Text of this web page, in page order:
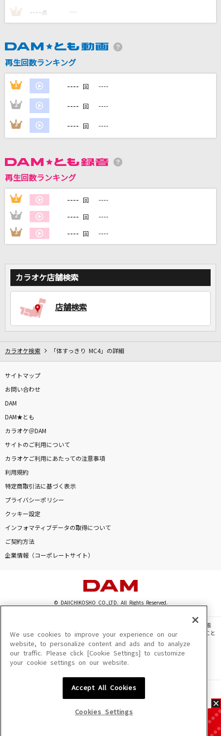
戦士よ、起ち上がれ!
遠藤正明
[生音]僕のこと
[生音]恋
back number
愛のかたまり
KinKi Kids
SixTONES
ヨドバシカメラの歌
MIQ(MIO)
カラオケ最新情報をチェック！
カラオケをもっと楽しもう！
3 ---- 点 ----
再生回数ランキング
1 ---- 回 ----
2 ---- 回 ----
3 ---- 回 ----
再生回数ランキング
1 ---- 回 ----
2 ---- 回 ----
3 ---- 回 ----
カラオケ店舗検索
店舗検索
カラオケ検索 「体すっきり MC4」の詳細
サイトマップ
お問い合わせ
DAM
DAM★とも
カラオケ＠DAM
サイトのご利用について
カラオケご利用にあたっての注意事項
利用規約
特定商取引法に基づく表示
プライバシーポリシー
クッキー設定
インフォマティブデータの取得について
ご契約方法
企業情報（コーポレートサイト）
© DAIICHIKOSHO CO.,LTD. All Rights Reserved.
このサイトに掲載されている一切の文章・画像・写真・動画・音声等を、手段や形態
を問わず、著作権法の定める範囲を超えて無断で複製、転載、ファイル化などすること
を禁じます。
楽曲及びコンテンツは、機種によりご利用いただけない場合があります。
楽曲及びコンテンツの配信日、配信内容が変更になる場合があります。
We use cookies to improve your experience on our
website, to personalize content and ads and to analyze
our traffic. Please click [Cookie Settings] to customize
your cookie settings on our website.
Accept All Cookies
Cookies Settings